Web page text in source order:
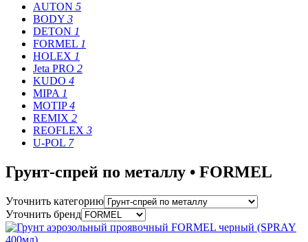
AUTON 5
BODY 3
DETON 1
FORMEL 1
HOLEX 1
Jeta PRO 2
KUDO 4
MIPA 1
MOTIP4
REMIX 2
REOFLEX 3
U-POL 7
Грунт-спрей по металлу • FORMEL
Уточнить категорию
Уточнить бренд